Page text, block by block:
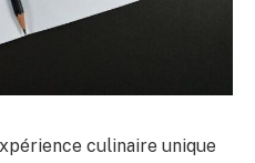
culinaire unique